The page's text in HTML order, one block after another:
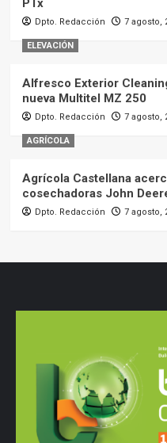
PTx
Dpto. Redacción 7 agosto,
ELEVACIÓN
Alfresco Exterior
nueva Multitel MZ 250
Dpto. Redacción 7 agosto,
AGRÍCOLA
Agrícola Castellana
cosechadoras John
Dpto. Redacción 7 agosto,